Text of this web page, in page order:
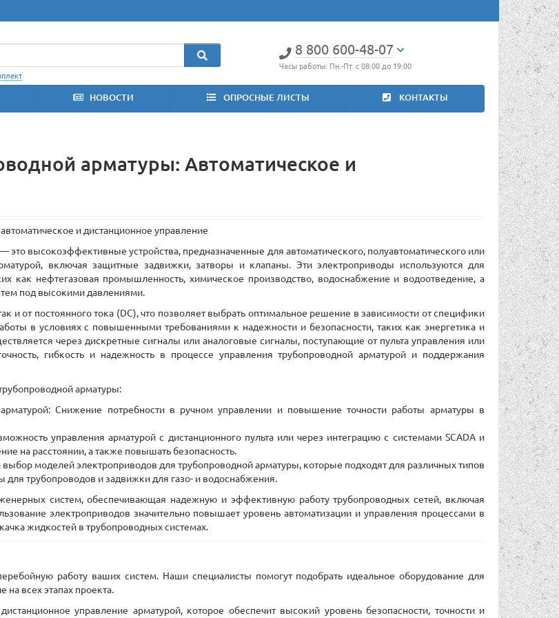
8 800 600-48-07
Часы работы: Пн.-Пт. с 08:00 до 19:00
НОВОСТИ ОПРОСНЫЕ ЛИСТЫ КОНТАКТЫ
арматуры: Автоматическое и
и дистанционное управление
высокоэффективные устройства, предназначенные для автоматического, полуавтоматического или
включая защитные задвижки, затворы и клапаны. Эти электроприводы используются для
как нефтегазовая промышленность, химическое производство, водоснабжение и водоотведение, а
под высокими давлениями.
и от постоянного тока (DC), что позволяет выбрать оптимальное решение в зависимости от специфики
в условиях с повышенными требованиями к надежности и безопасности, таких как энергетика и
через дискретные сигналы или аналоговые сигналы, поступающие от пульта управления или
гибкость и надежность в процессе управления трубопроводной арматурой и поддержания
арматуры:
Снижение потребности в ручном управлении и повышение точности работы арматуры в
управления арматурой с дистанционного пульта или через интеграцию с системами SCADA и
на расстоянии, а также повышать безопасность.
моделей электроприводов для трубопроводной арматуры, которые подходят для различных типов
для трубопроводов и задвижки для газо- и водоснабжения.
систем, обеспечивающая надежную и эффективную работу трубопроводных сетей, включая
электроприводов значительно повышает уровень автоматизации и управления процессами в
жидкостей в трубопроводных системах.
работу ваших систем. Наши специалисты помогут подобрать идеальное оборудование для
всех этапах проекта.
управление арматурой, которое обеспечит высокий уровень безопасности, точности и